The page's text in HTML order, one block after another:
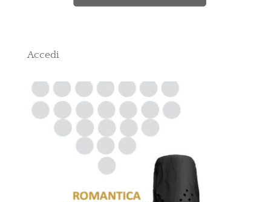
Accedi